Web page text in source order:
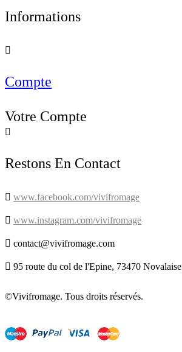
Informations

Compte
Votre Compte

Restons En Contact
 www.facebook.com/vivifromage
 www.instagram.com/vivifromage
 contact@vivifromage.com
 95 route du col de l'Epine, 73470 Novalaise
©Vivifromage. Tous droits réservés.